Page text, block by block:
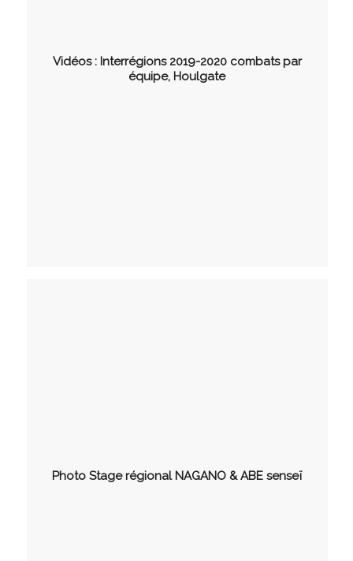
Vidéos : Interrégions 2019-2020 combats par
équipe, Houlgate
Photo Stage régional NAGANO & ABE senseï